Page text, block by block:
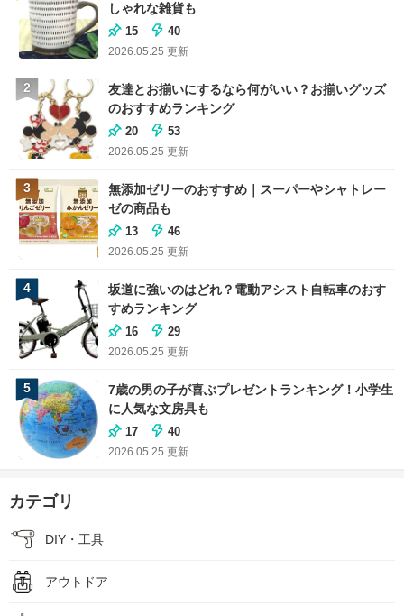
しゃれな雑貨も
15 40
2026.05.25 更新
2
友達とお揃いにするなら何がいい？お揃いグッズ
のおすすめランキング
20 53
2026.05.25 更新
3
無添加ゼリーのおすすめ｜スーパーやシャトレー
ゼの商品も
13 46
2026.05.25 更新
4
坂道に強いのはどれ？電動アシスト自転車のおす
すめランキング
16 29
2026.05.25 更新
5
7歳の男の子が喜ぶプレゼントランキング！小学生
に人気な文房具も
17 40
2026.05.25 更新
カテゴリ
DIY・工具
アウトドア